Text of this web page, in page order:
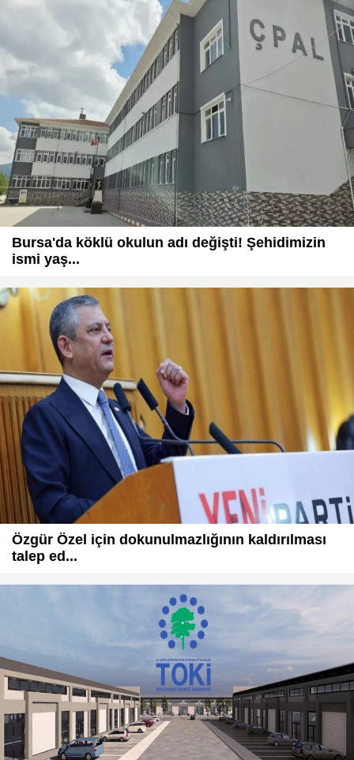
Bursa'da köklü okulun adı değişti! Şehidimizin
ismi yaş...
Özgür Özel için dokunulmazlığının kaldırılması
talep ed...